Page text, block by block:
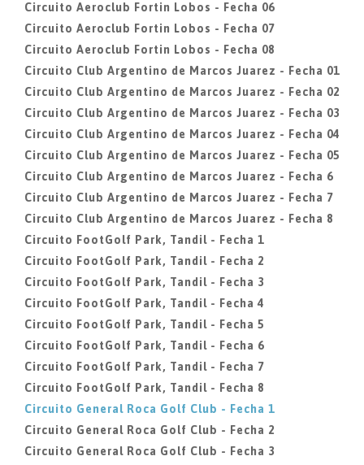
Circuito Aeroclub Fortin Lobos - Fecha 06
Circuito Aeroclub Fortin Lobos - Fecha 07
Circuito Aeroclub Fortin Lobos - Fecha 08
Circuito Club Argentino de Marcos Juarez - Fecha 01
Circuito Club Argentino de Marcos Juarez - Fecha 02
Circuito Club Argentino de Marcos Juarez - Fecha 03
Circuito Club Argentino de Marcos Juarez - Fecha 04
Circuito Club Argentino de Marcos Juarez - Fecha 05
Circuito Club Argentino de Marcos Juarez - Fecha 6
Circuito Club Argentino de Marcos Juarez - Fecha 7
Circuito Club Argentino de Marcos Juarez - Fecha 8
Circuito FootGolf Park, Tandil - Fecha 1
Circuito FootGolf Park, Tandil - Fecha 2
Circuito FootGolf Park, Tandil - Fecha 3
Circuito FootGolf Park, Tandil - Fecha 4
Circuito FootGolf Park, Tandil - Fecha 5
Circuito FootGolf Park, Tandil - Fecha 6
Circuito FootGolf Park, Tandil - Fecha 7
Circuito FootGolf Park, Tandil - Fecha 8
Circuito General Roca Golf Club - Fecha 1
Circuito General Roca Golf Club - Fecha 2
Circuito General Roca Golf Club - Fecha 3